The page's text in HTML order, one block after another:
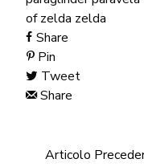
of zelda zelda
Share
Pin
Tweet
Share
Articolo